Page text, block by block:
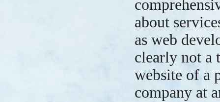
about
as web
clearly not a
website of a
company at